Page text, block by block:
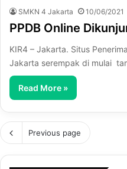
SMKN 4 Jakarta 10/06/2021
PPDB Online
KIR4 – Jakarta. Situs
Jakarta serempak di mulai
Read More »
Previous page